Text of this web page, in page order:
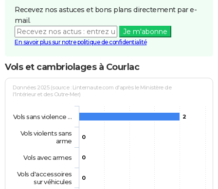
Recevez nos astuces et bons plans directement par e-
mail.
Je m'abonne
En savoir plus sur notre politique de confidentialité
Vols et cambriolages à Courlac
Données 2025 (source : Linternaute.com d'après le Ministère de
l'Intérieur et des Outre-Mer)
2
0
0
0
Vols sans violence …
Vols violents sans
arme
Vols avec armes
Vols d'accessoires
sur véhicules